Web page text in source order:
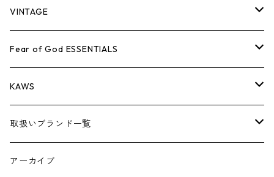
シューズ
小物
コラボレーション
×THE NORTH FACE
×COMME des GARCONS
シーズンアイテム
26SS
BOX LOGOアイテム
バッグ
シューズ
小物
キャップ・ハット
バッグ
シューズ
小物
パンツ
キャップ・ハット
バッグ
シューズ
小物
ジャケット
パンツ
キャップ・ハット
バッグ
シューズ
シャツ
ジャケット
パンツ
キャップ
バッグ
スウェット/ニット
シャツ
ジャケット
パンツ
キャップ・ハット
ロンTEE
スウェット/ニット
シャツ
ジャケット
パンツ
シューズ
AIR JORDAN 1
AIR JORDAN 3
アパレル・小物
VINTAGE
Tシャツ
ロンTEE
スウェット/ニット
ジャケット
Fear of God ESSENTIALS
Tシャツ
ロンTEE
スウェット/ニット
KAWS
アパレル
小物
取扱いブランド一覧
A
アーカイブ